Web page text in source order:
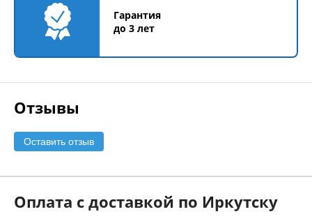
Гарантия
до 3 лет
Отзывы
Оставить отзыв
Оплата с доставкой по Иркутску